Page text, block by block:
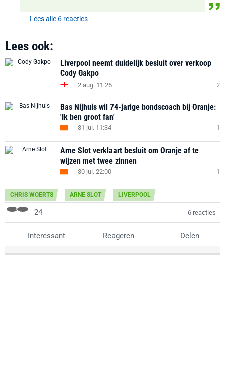
Lees alle 6 reacties
Lees ook:
Liverpool neemt duidelijk besluit over verkoop
Cody Gakpo
2 aug. 11:25 2
Bas Nijhuis wil 74-jarige bondscoach bij Oranje:
'Ik ben groot fan'
31 jul. 11:34 1
Arne Slot verklaart besluit om Oranje af te
wijzen met twee zinnen
30 jul. 22:00 1
CHRIS WOERTS ARNE SLOT LIVERPOOL
24 6 reacties
Interessant Reageren Delen